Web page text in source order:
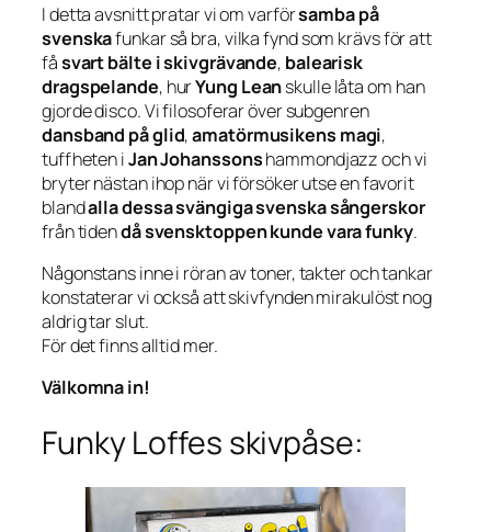
I detta avsnitt pratar vi om varförsamba på
svenskafunkar så bra, vilka fynd som krävs för att
fåsvart bälte i skivgrävande, balearisk
dragspelande, hurYung Leanskulle låta om han
gjorde disco. Vi filosoferar över subgenren
dansband på glid,amatörmusikens magi,
tuffheten iJan Johanssonshammondjazz och vi
bryter nästan ihop när vi försöker utse en favorit
blandalla dessa svängiga svenska sångerskor
från tidendå svensktoppen kunde vara funky.
Någonstans inne i röran av toner, takter och tankar
konstaterar vi också att skivfynden mirakulöst nog
aldrig tar slut.
För det finns alltid mer.
Välkomna in!
Funky Loffes skivpåse: